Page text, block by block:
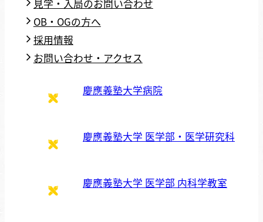
見学・入局のお問い合わせ
OB・OGの方へ
採用情報
お問い合わせ・アクセス
慶應義塾大学病院
慶應義塾大学 医学部・医学研究科
慶應義塾大学 医学部 内科学教室